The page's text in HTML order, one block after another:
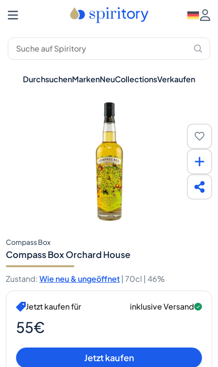
DurchsuchenMarkenNeuCollectionsVerkaufen
Compass Box
Compass Box Orchard House
Zustand: Wie neu & ungeöffnet | 70cl | 46%
Jetzt kaufen für
55€
inklusive Versand
Jetzt kaufen